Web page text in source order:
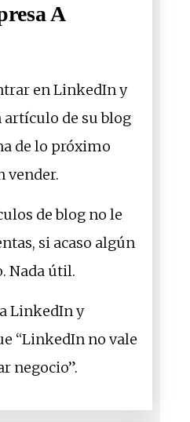
A
en LinkedIn y
de su blog
de lo próximo
vender.
de blog no le
si acaso algún
Nada útil.
LinkedIn y
“LinkedIn no vale
negocio”.